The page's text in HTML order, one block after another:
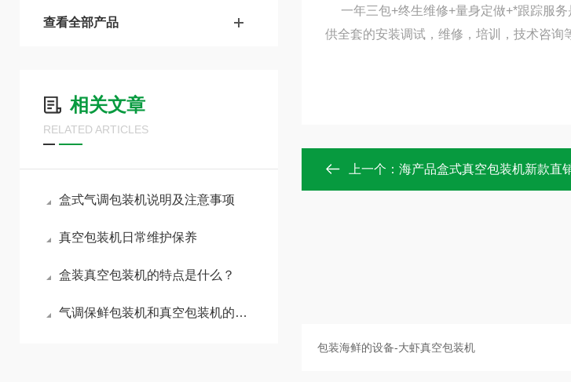
查看全部产品
相关文章
RELATED ARTICLES
盒式气调包装机说明及注意事项
真空包装机日常维护保养
盒装真空包装机的特点是什么？
气调保鲜包装机和真空包装机的优势解析
一年三包+终生维修+量身定做+*跟踪服
供全套的安装调试，维修，培训，技术咨询
上一个： 海产品盒式真空包装机新款直